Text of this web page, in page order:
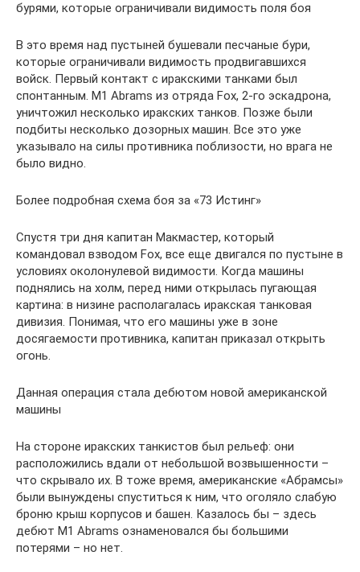
бурями, которые ограничивали видимость поля боя
В это время над пустыней бушевали песчаные бури,
которые ограничивали видимость продвигавшихся
войск. Первый контакт с иракскими танками был
спонтанным. M1 Abrams из отряда Fox, 2-го эскадрона,
уничтожил несколько иракских танков. Позже были
подбиты несколько дозорных машин. Все это уже
указывало на силы противника поблизости, но врага не
было видно.
Более подробная схема боя за «73 Истинг»
Спустя три дня капитан Макмастер, который
командовал взводом Fox, все еще двигался по пустыне в
условиях околонулевой видимости. Когда машины
поднялись на холм, перед ними открылась пугающая
картина: в низине располагалась иракская танковая
дивизия. Понимая, что его машины уже в зоне
досягаемости противника, капитан приказал открыть
огонь.
Данная операция стала дебютом новой американской
машины
На стороне иракских танкистов был рельеф: они
расположились вдали от небольшой возвышенности –
что скрывало их. В тоже время, американские «Абрамсы»
были вынуждены спуститься к ним, что оголяло слабую
броню крыш корпусов и башен. Казалось бы – здесь
дебют M1 Abrams ознаменовался бы большими
потерями – но нет.